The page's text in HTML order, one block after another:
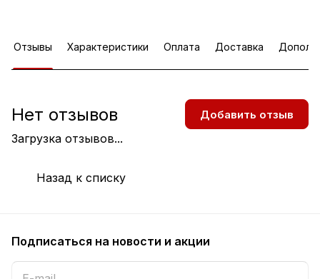
Отзывы Характеристики Оплата Доставка
Загрузка отзывов...
Нет отзывов Добавить отзыв
Назад к списку
Подписаться на новости и акции